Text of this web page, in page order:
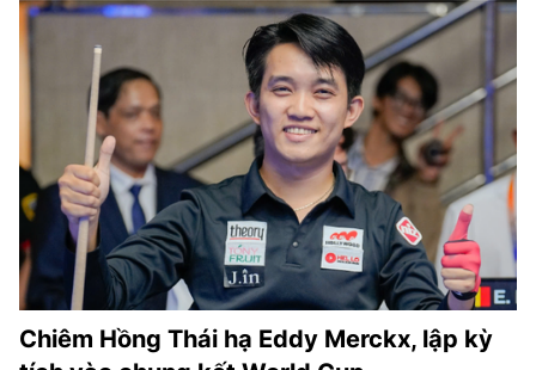
Chiêm Hồng Thái hạ Eddy Merckx, lập kỳ